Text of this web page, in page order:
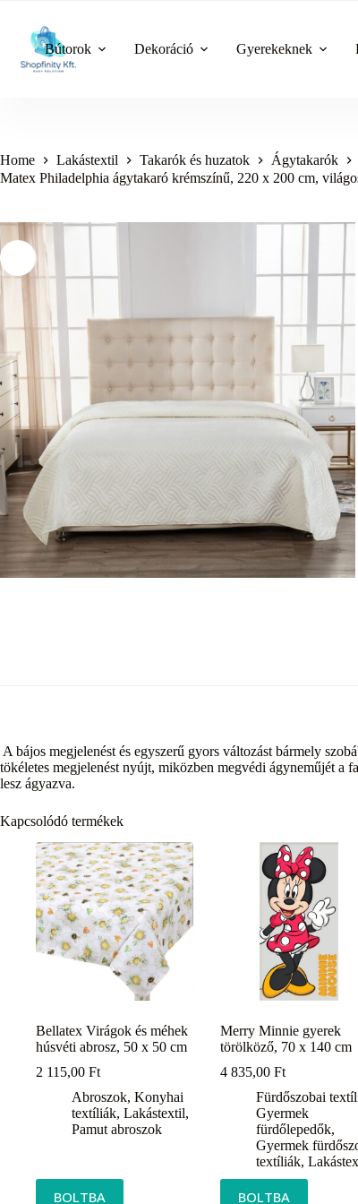
content
Bútorok Dekoráció Gyerekeknek
Home Lakástextil Takarók és huzatok
Ágytakarók
Matex Philadelphia ágytakaró krémszínű, 220 x 200 cm,
A bájos megjelenést és egyszerű gyors változást bármely
tökéletes megjelenést nyújt, miközben megvédi ágyneműjét a
lesz ágyazva.
Kapcsolódó termékek
Bellatex Virágok és méhek
húsvéti abrosz, 50 x 50 cm
2 115,00 Ft
Abroszok, Konyhai
textíliák, Lakástextil,
Pamut abroszok
BOLTBA
Merry Minnie gyerek
törölköző, 70 x 140 cm
4 835,00Ft
Fürdőszobai
Gyermek
fürdőlepedők,
Gyermek
textíliák,
BOLTBA